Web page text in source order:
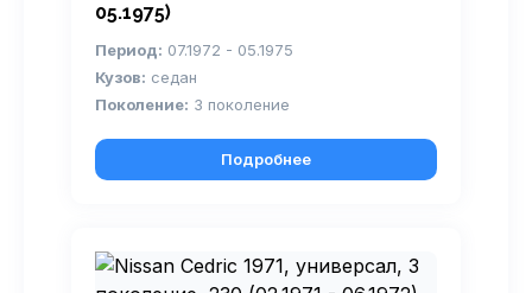
05.1975)
Период: 07.1972 - 05.1975
Кузов: седан
Поколение: 3 поколение
Подробнее